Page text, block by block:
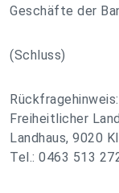
Geschäfte der
(Schluss)
Rückfragehinweis:
Freiheitlicher
Landhaus, 9020
Tel.: 0463 513